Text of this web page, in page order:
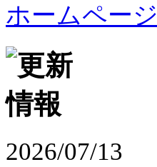
ホームペー
2026/07/13